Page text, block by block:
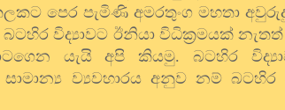
පෙර පැමිණි අමරතුංග මහතා
විද්‍යාවට ඊනියා විධික්‍රමයක්
යැයි අපි කියමු. බටහිර
ව්‍යවහාරය අනුව නම්